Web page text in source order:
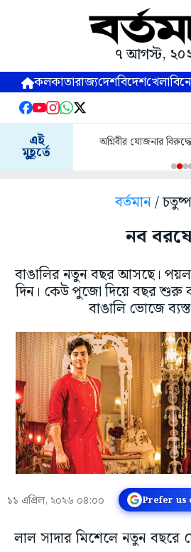
৭ আগস্ট,
কলকাতারাজ্যদেশবিদেশখেলা
এই
মুহূর্তে
অগ্নিবীর যোজনার
বর্তমান/
নব
বাঙালির নতুন বছর আসছে।
দিন। কেউ পুজো দিয়ে বছর শুরু
বাঙালি ভোজে
১১ এপ্রিল, ২০২৬ ০৪:০০ Prefer us
লাল সাদার মিশেলে নতুন বছরে